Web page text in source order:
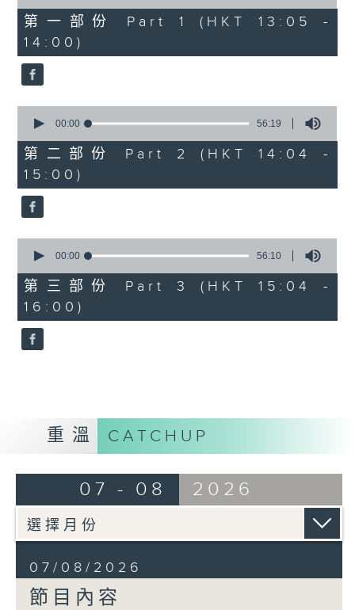
聽眾熱線：1872312
1.「春滿人間喜滿堂(上)」
由 何非凡、芳艷芬 主唱
2.「洛水神仙之私會」
由 文千歲、鄧碧雲 主唱
節目時間：1500-1600
節目名稱：梨園多聲道
節目主持：梁之潔、黎曉君
55
minutes,
10
seconds
第一部份 Part 1 (HKT 13:05 -
14:00)
seconds
56
minutes,
19
seconds
00:00 56:19
第二部份 Part 2 (HKT 14:04 -
15:00)
seconds
56
minutes,
10
seconds
00:00 56:10
第三部份 Part 3 (HKT 15:04 -
16:00)
重溫 CATCHUP
07 - 08 2026
07/08/2026
節目內容